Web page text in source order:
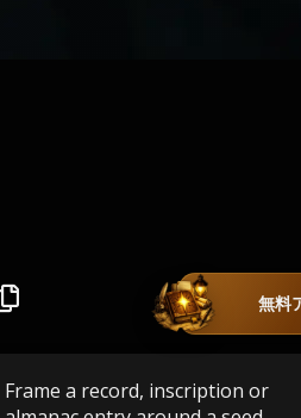
無料
Frame a record, inscription or